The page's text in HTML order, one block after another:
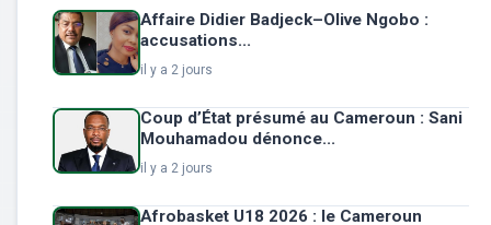
Affaire Didier Badjeck–Olive Ngobo :
accusations...
il y a 2 jours
Coup d’État présumé au Cameroun : Sani
Mouhamadou dénonce...
il y a 2 jours
Afrobasket U18 2026 : le Cameroun